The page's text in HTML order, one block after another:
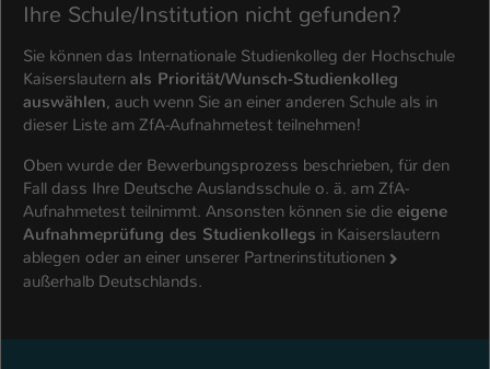
Ihre Schule/Institution nicht gefunden?
Sie können das Internationale Studienkolleg der Hochschule
Kaiserslautern als Priorität/Wunsch-Studienkolleg
auswählen, auch wenn Sie an einer anderen Schule als in
dieser Liste am ZfA-Aufnahmetest teilnehmen!
Oben wurde der Bewerbungsprozess beschrieben, für den
Fall dass Ihre Deutsche Auslandsschule o. ä. am ZfA-
Aufnahmetest teilnimmt. Ansonsten können sie die eigene
Aufnahmeprüfung des Studienkollegs in Kaiserslautern
ablegen oder an einer unserer Partnerinstitutionen
außerhalb Deutschlands.